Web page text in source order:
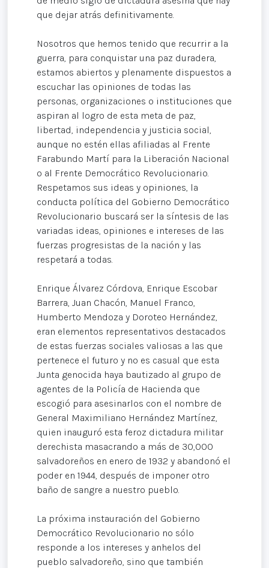
que dejar atrás definitivamente.
Nosotros que hemos tenido que recurrir a la
guerra, para conquistar una paz duradera,
estamos abiertos y plenamente dispuestos a
escuchar las opiniones de todas las
personas, organizaciones o instituciones que
aspiran al logro de esta meta de paz,
libertad, independencia y justicia social,
aunque no estén ellas afiliadas al Frente
Farabundo Martí para la Liberación Nacional
o al Frente Democrático Revolucionario.
Respetamos sus ideas y opiniones, la
conducta política del Gobierno Democrático
Revolucionario buscará ser la síntesis de las
variadas ideas, opiniones e intereses de las
fuerzas progresistas de la nación y las
respetará a todas.
Enrique Álvarez Córdova, Enrique Escobar
Barrera, Juan Chacón, Manuel Franco,
Humberto Mendoza y Doroteo Hernández,
eran elementos representativos destacados
de estas fuerzas sociales valiosas a las que
pertenece el futuro y no es casual que esta
Junta genocida haya bautizado al grupo de
agentes de la Policía de Hacienda que
escogió para asesinarlos con el nombre de
General Maximiliano Hernández Martínez,
quien inauguró esta feroz dictadura militar
derechista masacrando a más de 30,000
salvadoreños en enero de 1932 y abandonó el
poder en 1944, después de imponer otro
baño de sangre a nuestro pueblo.
La próxima instauración del Gobierno
Democrático Revolucionario no sólo
responde a los intereses y anhelos del
pueblo salvadoreño, sino que también